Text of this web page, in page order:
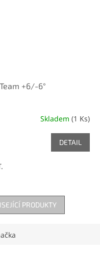
+6/-6°
Skladem (1 Ks)
DETAIL
PRODUKTY